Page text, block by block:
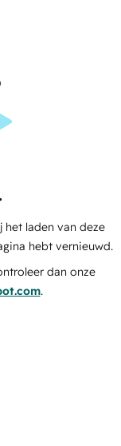
laden van deze
hebt vernieuwd.
dan onze
.